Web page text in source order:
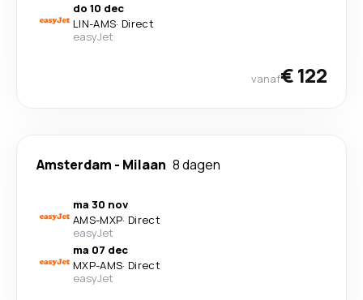
do 10 dec
LIN-AMS· Direct
easyJet
vanaf€ 122
Amsterdam - Milaan 8 dagen
ma 30 nov
AMS-MXP· Direct
easyJet
ma 07 dec
MXP-AMS· Direct
easyJet